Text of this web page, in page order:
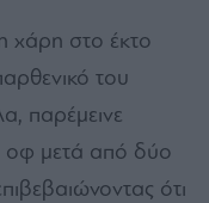
χάρη στο έκτο
του
παρέμεινε
οφ μετά από δύο
ότι